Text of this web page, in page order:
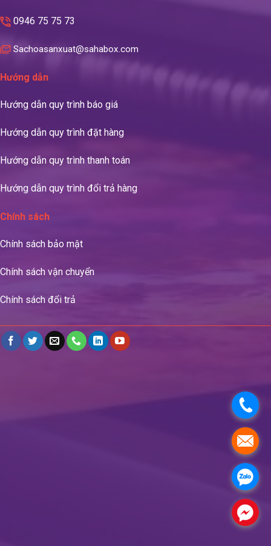
0946 75 75 73
Sachoasanxuat@sahabox.com
Hướng dẫn
Hướng dẫn quy trình báo giá
Hướng dẫn quy trình đặt hàng
Hướng dẫn quy trình thanh toán
Hướng dẫn quy trình đổi trả hàng
Chính sách
Chính sách bảo mật
Chính sách vận chuyển
Chính sách đổi trả
.
.
.
.